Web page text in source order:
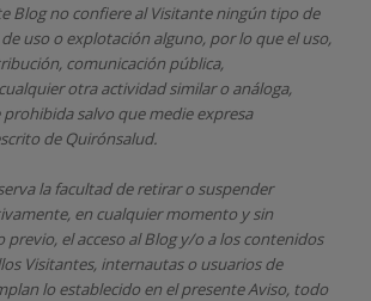
Blog no confiere al Visitante ningún tipo de
uso o explotación alguno, por lo que el uso,
comunicación pública,
otra actividad similar o análoga,
salvo que medie expresa
de Quirónsalud.
la facultad de retirar o suspender
en cualquier momento y sin
previo, el acceso al Blog y/o a los contenidos
Visitantes, internautas o usuarios de
lo establecido en el presente Aviso, todo